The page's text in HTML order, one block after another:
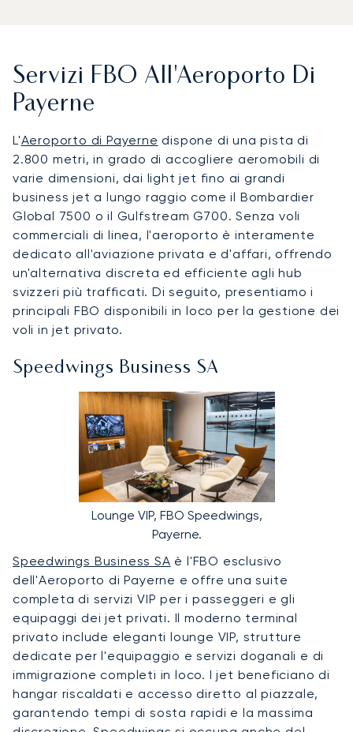
Servizi FBO All'Aeroporto Di
Payerne
L'Aeroporto di Payerne dispone di una pista di
2.800 metri, in grado di accogliere aeromobili di
varie dimensioni, dai light jet fino ai grandi
business jet a lungo raggio come il Bombardier
Global 7500 o il Gulfstream G700. Senza voli
commerciali di linea, l'aeroporto è interamente
dedicato all'aviazione privata e d'affari, offrendo
un'alternativa discreta ed efficiente agli hub
svizzeri più trafficati. Di seguito, presentiamo i
principali FBO disponibili in loco per la gestione dei
voli in jet privato.
Speedwings Business SA
Lounge VIP, FBO Speedwings,
Payerne.
Speedwings Business SA è l'FBO esclusivo
dell'Aeroporto di Payerne e offre una suite
completa di servizi VIP per i passeggeri e gli
equipaggi dei jet privati. Il moderno terminal
privato include eleganti lounge VIP, strutture
dedicate per l'equipaggio e servizi doganali e di
immigrazione completi in loco. I jet beneficiano di
hangar riscaldati e accesso diretto al piazzale,
garantendo tempi di sosta rapidi e la massima